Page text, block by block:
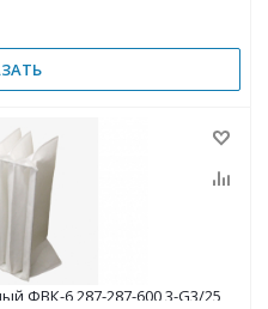
ФВК-6 287-287-600 3-G3/25